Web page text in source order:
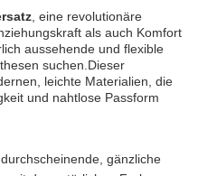
, eine revolutionäre
als auch Komfort
aussehende und flexible
suchen.Dieser
leichte Materialien, die
und nahtlose Passform
gänzliche